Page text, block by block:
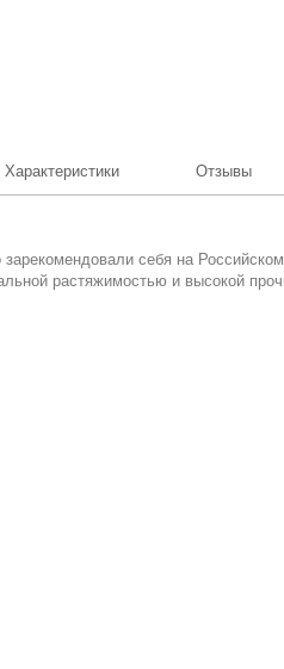
Характеристики Отзывы
себя на
растяжимостью и высокой